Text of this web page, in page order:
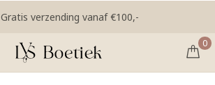
0
Gratis verzending vanaf €100,-